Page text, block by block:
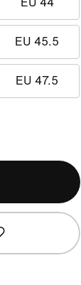
EU 44
EU 45.5
EU 47.5